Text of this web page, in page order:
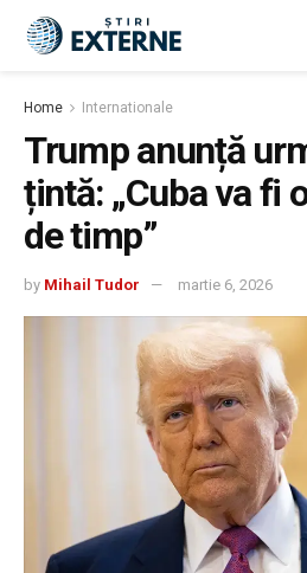
Home Internationale
Trump anunță
țintă: „Cuba va fi
de timp”
by Mihail Tudor martie 6, 2026